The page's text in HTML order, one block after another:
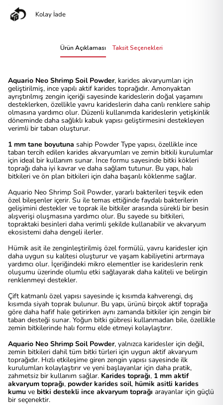
Kolay İade
Ürün Açıklaması Taksit Seçenekleri
Aquario Neo Shrimp Soil Powder, karides akvaryumları için
geliştirilmiş, ince yapılı aktif karides toprağıdır. Amonyaktan
ayrıştırılmış zengin içeriği sayesinde karideslerin doğal yaşamını
desteklerken, özellikle yavru karideslerin daha canlı renklere sahip
olmasına yardımcı olur. Düzenli kullanımda karideslerin yetişkinlik
döneminde daha sağlıklı kabuk yapısı geliştirmesini destekleyen
verimli bir taban oluşturur.
1 mm tane boyutuna sahip Powder Type yapısı, özellikle ince
taban tercih edilen karides akvaryumları ve zemin bitkili kurulumlar
için ideal bir kullanım sunar. İnce formu sayesinde bitki kökleri
toprağı daha iyi kavrar ve daha sağlam tutunur. Bu yapı, halı
bitkileri ve ön plan bitkileri için daha başarılı köklenme sağlar.
Aquario Neo Shrimp Soil Powder, yararlı bakterileri teşvik eden
özel bileşenler içerir. Su ile temas ettiğinde faydalı bakterilerin
gelişimini destekler ve toprak ile bitkiler arasında sürekli bir besin
alışverişi oluşmasına yardımcı olur. Bu sayede su bitkileri,
topraktaki besinleri daha verimli şekilde kullanabilir ve akvaryum
ekosistemi daha dengeli ilerler.
Hümik asit ile zenginleştirilmiş özel formülü, yavru karidesler için
daha uygun su kalitesi oluşturur ve yaşam kabiliyetini artırmaya
yardımcı olur. İçeriğindeki mikro elementler ise karideslerin renk
oluşumu üzerinde olumlu etki sağlayarak daha kaliteli ve belirgin
renklenmeyi destekler.
Çift katmanlı özel yapısı sayesinde iç kısımda kahverengi, dış
kısımda siyah toprak bulunur. Bu yapı, ürünü birçok aktif toprağa
göre daha hafif hale getirirken aynı zamanda bitkiler için zengin bir
taban desteği sunar. Yoğun bitki gübresi kullanmadan bile, özellikle
zemin bitkilerinde halı formu elde etmeyi kolaylaştırır.
Aquario Neo Shrimp Soil Powder, yalnızca karidesler için değil,
zemin bitkileri dahil tüm bitki türleri için uygun aktif akvaryum
toprağıdır. Hızlı etkileşime giren zengin yapısı sayesinde ilk
kurulumları kolaylaştırır ve yeni başlayanlar için daha pratik,
zahmetsiz bir kullanım sağlar. Karides toprağı, 1 mm aktif
akvaryum toprağı, powder karides soil, hümik asitli karides
kumu ve bitki destekli ince akvaryum toprağı arayanlar için güçlü
bir seçenektir.